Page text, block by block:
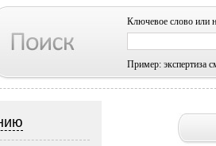
Ключевое слово или
Пример: экспертиза